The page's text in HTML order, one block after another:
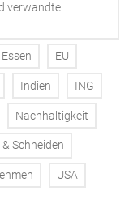
verwandte
Essen EU
Indien ING
Nachhaltigkeit
Schneiden
USA